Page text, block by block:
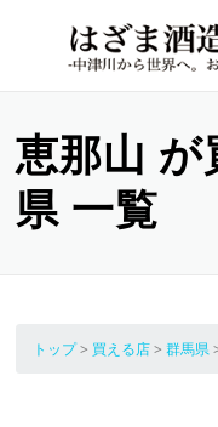
恵那山 が
県 一覧
トップ> 買える店>群馬県